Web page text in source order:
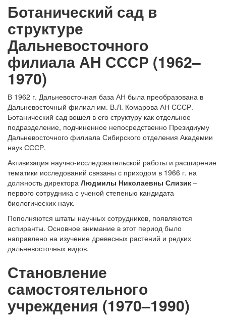
Ботанический сад в
структуре
Дальневосточного
филиала АН СССР (1962–
1970)
В 1962 г. Дальневосточная база АН была преобразована в
Дальневосточный филиал им. В.Л. Комарова АН СССР.
Ботанический сад вошел в его структуру как отдельное
подразделение, подчиненное непосредственно Президиуму
Дальневосточного филиала Сибирского отделения Академии
наук СССР.
Активизация научно-исследовательской работы и расширение
тематики исследований связаны с приходом в 1966 г. на
должность директора Людмилы Николаевны Слизик –
первого сотрудника с ученой степенью кандидата
биологических наук.
Пополняются штаты научных сотрудников, появляются
аспиранты. Основное внимание в этот период было
направлено на изучение древесных растений и редких
дальневосточных видов.
Становление
самостоятельного
учреждения (1970–1990)